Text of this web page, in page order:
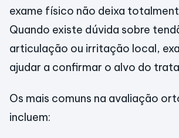
exame físico não deixa
Quando existe dúvida sobre
articulação ou irritação local,
ajudar a confirmar o alvo do
Os mais comuns na avaliação
incluem: